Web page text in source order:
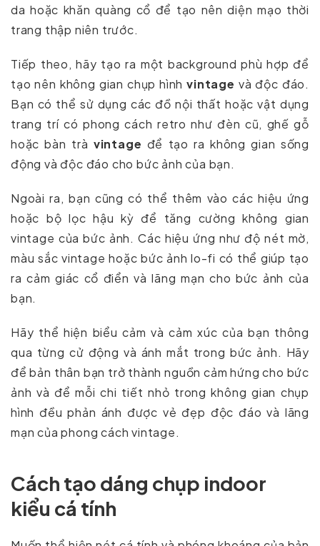
da hoặc khăn quàng cổ để tạo nên diện mạo thời
trang thập niên trước.
Tiếp theo, hãy tạo ra một background phù hợp để
tạo nên không gian chụp hìnhvintage và độc đáo.
Bạn có thể sử dụng các đồ nội thất hoặc vật dụng
trang trí có phong cách retro như đèn cũ, ghế gỗ
hoặc bàn trà vintage để tạo ra không gian sống
động và độc đáo cho bức ảnh của bạn.
Ngoài ra, bạn cũng có thể thêm vào các hiệu ứng
hoặc bộ lọc hậu kỳ để tăng cường không gian
vintage của bức ảnh. Các hiệu ứng như độ nét mờ,
màu sắc vintage hoặc bức ảnh lo-fi có thể giúp tạo
ra cảm giác cổ điển và lãng mạn cho bức ảnh của
bạn.
Hãy thể hiện biểu cảm và cảm xúc của bạn thông
qua từng cử động và ánh mắt trong bức ảnh. Hãy
để bản thân bạn trở thành nguồn cảm hứng cho bức
ảnh và để mỗi chi tiết nhỏ trong không gian chụp
hình đều phản ánh được vẻ đẹp độc đáo và lãng
mạn của phong cách vintage.
Cách tạo dáng chụp indoor
kiểu cá tính